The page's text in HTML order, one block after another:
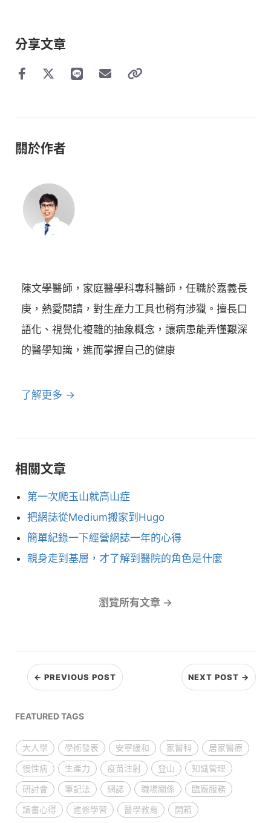
分享文章
關於作者
陳文學醫師，家庭醫學科專科醫師，任職於嘉義長
庚，熱愛閱讀，對生產力工具也稍有涉獵。擅長口
語化、視覺化複雜的抽象概念，讓病患能弄懂艱深
的醫學知識，進而掌握自己的健康
了解更多 →
相關文章
第一次爬玉山就高山症
把網誌從Medium搬家到Hugo
簡單紀錄一下經營網誌一年的心得
親身走到基層，才了解到醫院的角色是什麼
瀏覽所有文章 →
← PREVIOUS POST NEXT POST →
FEATURED TAGS
大人學 學術發表 安寧緩和 家醫科
居家醫療
慢性病
生產力 疫苗注射 登山
知識管理
研討會
筆記法 網誌 職場關係
臨廠服務
讀書心得
進修學習 醫學教育 開箱